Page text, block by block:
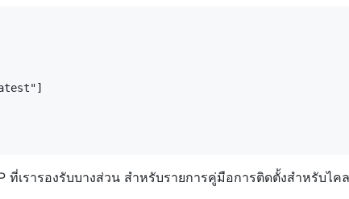
เรารองรับบางส่วน สำหรับรายการคู่มือการติดตั้งสำหรับไค